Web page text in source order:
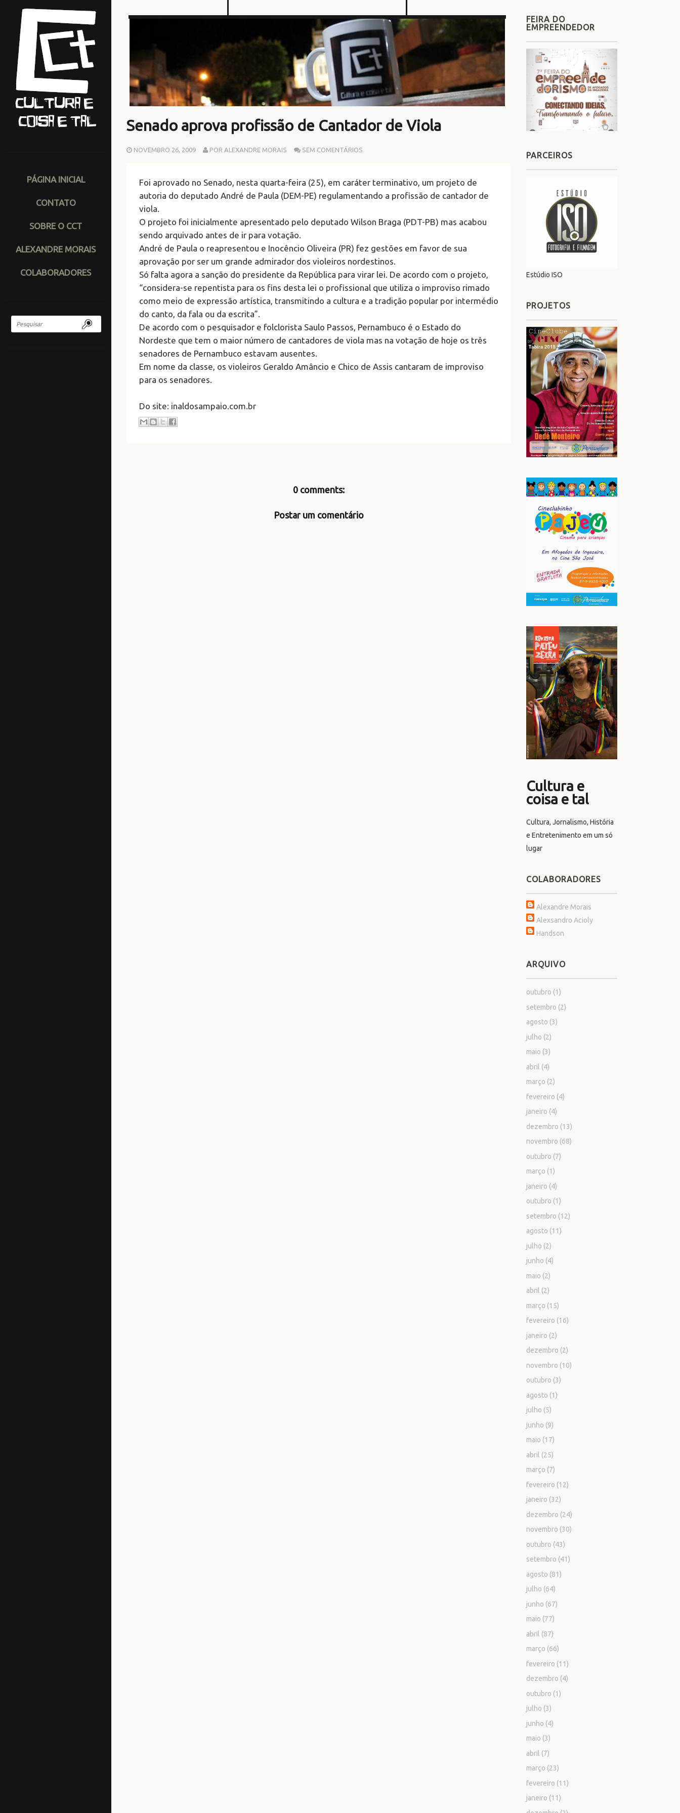
PÁGINA INICIAL
CONTATO
SOBRE O CCT
ALEXANDRE MORAIS
COLABORADORES
Senado aprova profissão de Cantador de Viola
NOVEMBRO 26, 2009 POR ALEXANDRE MORAIS SEM COMENTÁRIOS
Foi aprovado no Senado, nesta quarta-feira (25), em caráter terminativo, um projeto de
autoria do deputado André de Paula (DEM-PE) regulamentando a profissão de cantador de
viola.
O projeto foi inicialmente apresentado pelo deputado Wilson Braga (PDT-PB) mas acabou
sendo arquivado antes de ir para votação.
André de Paula o reapresentou e Inocêncio Oliveira (PR) fez gestões em favor de sua
aprovação por ser um grande admirador dos violeiros nordestinos.
Só falta agora a sanção do presidente da República para virar lei. De acordo com o projeto,
“considera-se repentista para os fins desta lei o profissional que utiliza o improviso rimado
como meio de expressão artística, transmitindo a cultura e a tradição popular por intermédio
do canto, da fala ou da escrita”.
De acordo com o pesquisador e folclorista Saulo Passos, Pernambuco é o Estado do
Nordeste que tem o maior número de cantadores de viola mas na votação de hoje os três
senadores de Pernambuco estavam ausentes.
Em nome da classe, os violeiros Geraldo Amâncio e Chico de Assis cantaram de improviso
para os senadores.
Do site: inaldosampaio.com.br
0 comments:
Postar um comentário
FEIRA DO
EMPREENDEDOR
PARCEIROS
Estúdio ISO
PROJETOS
Cultura e
coisa e tal
Cultura, Jornalismo, História
e Entretenimento em um só
lugar
COLABORADORES
Alexandre Morais
Alexsandro Acioly
Handson
ARQUIVO
outubro (1)
setembro (2)
agosto (3)
julho (2)
maio (3)
abril (4)
março (2)
fevereiro (4)
janeiro (4)
dezembro (13)
novembro (68)
outubro (7)
março (1)
janeiro (4)
outubro (1)
setembro (12)
agosto (11)
julho (2)
junho (4)
maio (2)
abril (2)
março (15)
fevereiro (16)
janeiro (2)
dezembro (2)
novembro (10)
outubro (3)
agosto (1)
julho (5)
junho (9)
maio (17)
abril (25)
março (7)
fevereiro (12)
janeiro (32)
dezembro (24)
novembro (30)
outubro (43)
setembro (41)
agosto (81)
julho (64)
junho (67)
maio (77)
abril (87)
março (66)
fevereiro (11)
dezembro (4)
outubro (1)
julho (3)
junho (4)
maio (3)
abril (7)
março (23)
fevereiro (11)
janeiro (11)